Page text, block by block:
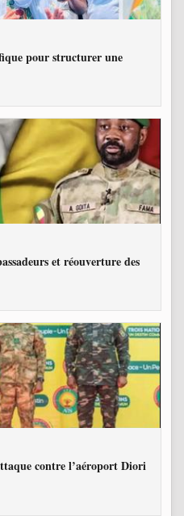
pour structurer une
et réouverture des
contre l’aéroport Diori